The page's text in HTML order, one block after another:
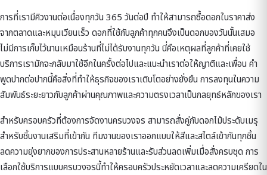
การที่เรามีคิวงานต่อเนื่องทุกวัน 365 วันต่อปี ทำให้สามารถซื้อดอกในราคาส่ง
จากตลาดและหมุนเวียนเร็ว ดอกที่ใช้กับลูกค้าทุกคนจึงเป็นดอกของวันนั้นเสมอ
ไม่มีการเก็บไว้นานเหมือนร้านที่ไม่ได้รับงานทุกวัน นี่คือเหตุผลที่ลูกค้าที่เคยใช้
บริการเรามักจะกลับมาใช้อีกในครั้งต่อไปและแนะนำเราต่อให้ญาติและเพื่อน คำ
พูดปากต่อปากนี้คือสิ่งที่ทำให้ธุรกิจของเราเติบโตอย่างยั่งยืน การลงทุนในความ
สัมพันธ์ระยะยาวกับลูกค้าผ่านคุณภาพและความตรงเวลาเป็นกลยุทธ์หลักของเรา
สำหรับครอบครัวที่ต้องการจัดงานครบวงจร สามารถสั่งคู่กับดอกไม้ประดับเมรุ
สำหรับชิ้นงานเสริมที่เข้ากัน ทีมงานของเราออกแบบให้สีและสไตล์เข้ากันทุกชิ้น
ลดความยุ่งยากของการประสานหลายร้านและรับส่วนลดเพิ่มเมื่อสั่งครบชุด การ
เลือกใช้บริการแบบครบวงจรนี้ทำให้ครอบครัวประหยัดเวลาและลดความเครียดใน